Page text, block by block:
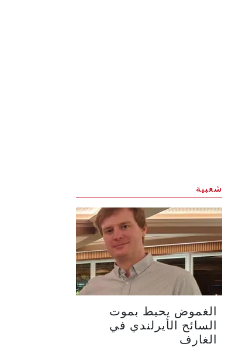
شعبية
الغموض يحيط بموت
السائح الأيرلندي في
الغارف